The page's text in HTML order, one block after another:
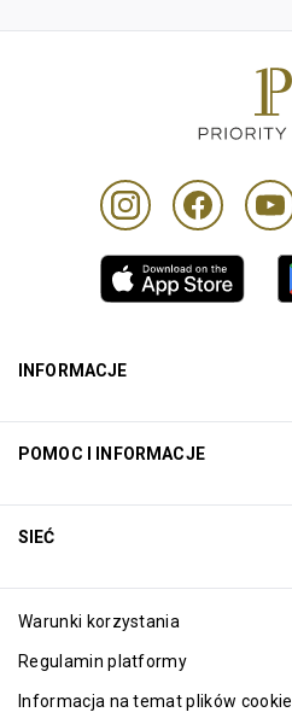
INFORMACJE
Excellence Awards
Blog
POMOC I INFORMACJE
SIEĆ
Warunki korzystania
Regulamin platformy
Informacja na temat plików cookie